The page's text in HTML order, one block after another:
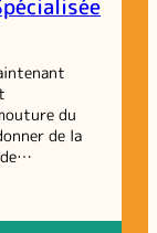
du
de la
de…